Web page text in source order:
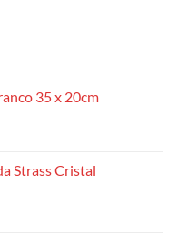
35 x 20cm
Strass Cristal